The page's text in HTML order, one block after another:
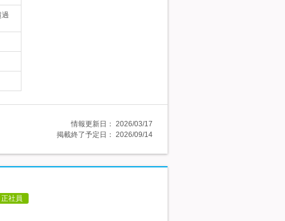
情報更新日： 2026/03/17
掲載終了予定日： 2026/09/14
正社員